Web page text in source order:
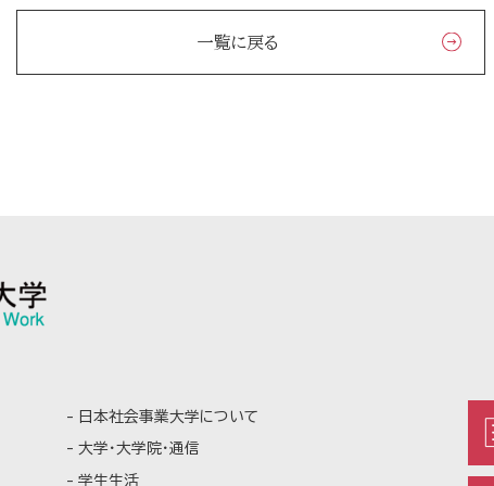
一覧に戻る
日本社会事業大学について
大学・大学院・通信
学生生活